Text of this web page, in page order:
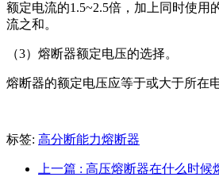
额定电流的1.5~2.5倍，加上同时使用
流之和。
（3）熔断器额定电压的选择。
熔断器的额定电压应等于或大于所在
标签: 高分断能力熔断器
上一篇 : 高压熔断器在什么时候